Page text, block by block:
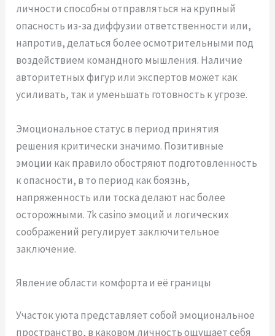
личности способны отправляться на крупный
опасность из-за диффузии ответственности или,
напротив, делаться более осмотрительными под
воздействием командного мышления. Наличие
авторитетных фигур или экспертов может как
усиливать, так и уменьшать готовность к угрозе.
Эмоциональное статус в период принятия
решения критически значимо. Позитивные
эмоции как правило обостряют подготовленность
к опасности, в то период как боязнь,
напряженность или тоска делают нас более
осторожными. 7k casino эмоций и логических
соображений регулирует заключительное
заключение.
Явление области комфорта и её границы
Участок уюта представляет собой эмоциональное
пространство, в каковом личность ощущает себя